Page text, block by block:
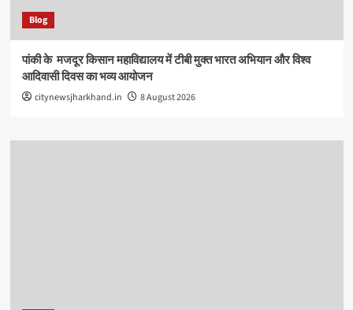
Blog
पांकी के ​ मजदूर किसान महाविद्यालय में टीबी मुक्त भारत अभियान और विश्व
आदिवासी दिवस का भव्य आयोजन
citynewsjharkhand.in 8 August 2026